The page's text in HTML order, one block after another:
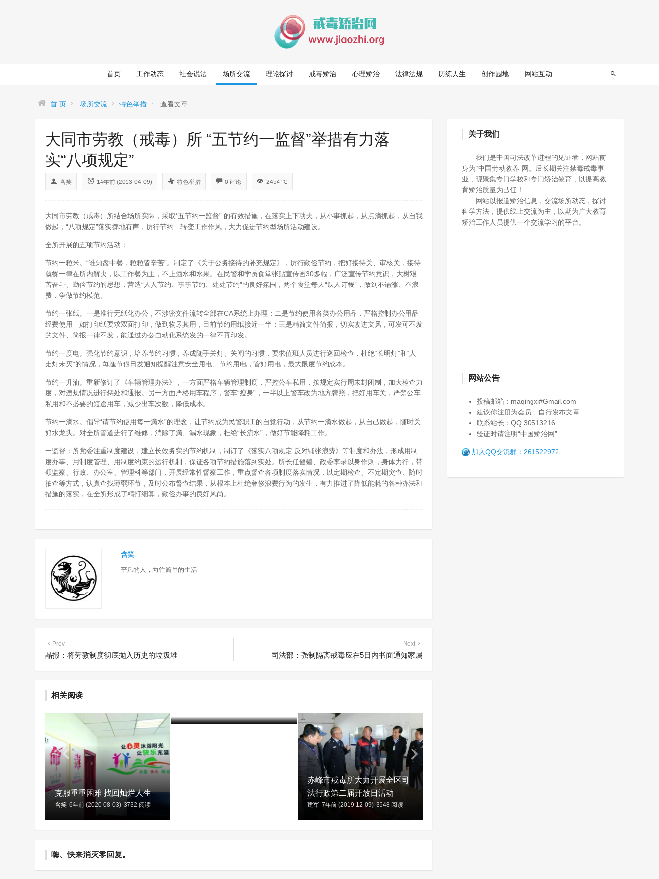
首页 工作动态 社会说法 场所交流 理论探讨 戒毒矫治 心理矫治 法律法规 历练人生 创作园地 网站互动
首 页 场所交流 特色举措 查看文章
大同市劳教（戒毒）所 “五节约一监督”举措有力落
实“八项规定”
含笑 14年前 (2013-04-09) 特色举措 0 评论 2454 ℃
大同市劳教（戒毒）所结合场所实际，采取“五节约一监督” 的有效措施，在落实上下功夫，从小事抓起，从点滴抓起，从自我
做起，“八项规定”落实掷地有声，厉行节约，转变工作作风，大力促进节约型场所活动建设。
全所开展的五项节约活动：
节约一粒米。“谁知盘中餐，粒粒皆辛苦”。制定了《关于公务接待的补充规定》，厉行勤俭节约，把好接待关、审核关，接待
就餐一律在所内解决，以工作餐为主，不上酒水和水果。在民警和学员食堂张贴宣传画30多幅，广泛宣传节约意识，大树艰
苦奋斗、勤俭节约的思想，营造“人人节约、事事节约、处处节约”的良好氛围，两个食堂每天“以人订餐”，做到不铺涨、不浪
费，争做节约模范。
节约一张纸。一是推行无纸化办公，不涉密文件流转全部在OA系统上办理；二是节约使用各类办公用品，严格控制办公用品
经费使用，如打印纸要求双面打印，做到物尽其用，目前节约用纸接近一半；三是精简文件简报，切实改进文风，可发可不发
的文件、简报一律不发，能通过办公自动化系统发的一律不再印发。
节约一度电。强化节约意识，培养节约习惯，养成随手关灯、关闸的习惯，要求值班人员进行巡回检查，杜绝“长明灯”和“人
走灯未灭”的情况，每逢节假日发通知提醒注意安全用电、节约用电，管好用电，最大限度节约成本。
节约一升油。重新修订了《车辆管理办法》，一方面严格车辆管理制度，严控公车私用，按规定实行周末封闭制，加大检查力
度，对违规情况进行惩处和通报。另一方面严格用车程序，警车“瘦身”，一半以上警车改为地方牌照，把好用车关，严禁公车
私用和不必要的短途用车，减少出车次数，降低成本。
节约一滴水。倡导“请节约使用每一滴水”的理念，让节约成为民警职工的自觉行动，从节约一滴水做起，从自己做起，随时关
好水龙头。对全所管道进行了维修，消除了滴、漏水现象，杜绝“长流水”，做好节能降耗工作。
一监督：所党委注重制度建设，建立长效务实的节约机制，制订了《落实八项规定 反对铺张浪费》等制度和办法，形成用制
度办事、用制度管理、用制度约束的运行机制，保证各项节约措施落到实处。所长任健碧、政委李录以身作则，身体力行，带
领监察、行政、办公室、管理科等部门，开展经常性督察工作，重点督查各项制度落实情况，以定期检查、不定期突查、随时
抽查等方式，认真查找薄弱环节，及时公布督查结果，从根本上杜绝奢侈浪费行为的发生，有力推进了降低能耗的各种办法和
措施的落实，在全所形成了精打细算，勤俭办事的良好风尚。
含笑
平凡的人，向往简单的生活
Prev
晶报：将劳教制度彻底抛入历史的垃圾堆
Next
司法部：强制隔离戒毒应在5日内书面通知家属
相关阅读
克服重重困难 找回灿烂人生
含笑 6年前 (2020-08-03) 3732 阅读
乌海市强制隔离戒毒所创新戒
赤峰市戒毒所大力开展全区司
法行政第二届开放日活动
建军 7年前 (2019-12-09) 3648 阅读
嗨、快来消灭零回复。
关于我们
我们是中国司法改革进程的见证者，网站前
身为“中国劳动教养”网。后长期关注禁毒戒毒事
业，现聚集专门学校和专门矫治教育，以提高教
育矫治质量为己任！
网站以报道矫治信息，交流场所动态，探讨
科学方法，提供线上交流为主，以期为广大教育
矫治工作人员提供一个交流学习的平台。
网站公告
投稿邮箱：maqingxi#Gmail.com
建议你注册为会员，自行发布文章
联系站长：QQ 30513216
验证时请注明“中国矫治网”
加入QQ交流群：261522972